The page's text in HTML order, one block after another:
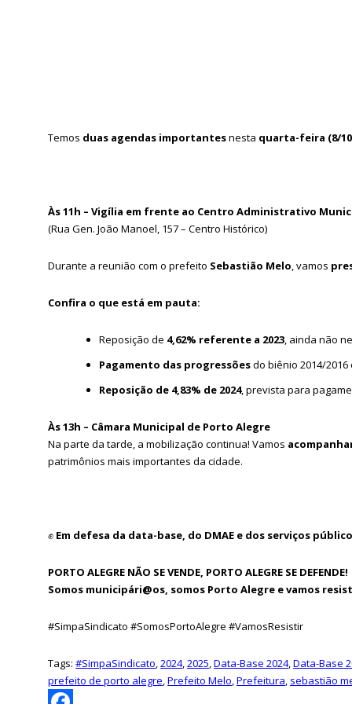
Temos duas agendas importantesnesta quarta-feira (8/
Às 11h – Vigília em frente ao Centro Administrativo
(Rua Gen. João Manoel, 157 – Centro Histórico)
Durante a reunião com o prefeito Sebastião Melo, vamos
Confira o que está em pauta:
Reposição de 4,62% referente a 2023, ainda não
Pagamento das progressõesdo biênio 2014/
Reposição de 4,83% de 2024, prevista para
Às 13h – Câmara Municipal de Porto Alegre
Na parte da tarde, a mobilização continua! Vamos
patrimônios mais importantes da cidade.
✊ Em defesa da data-base, do DMAE e dos serviços
PORTO ALEGRE NÃO SE VENDE, PORTO ALEGRE SE DEFENDE!
Somos municipári@os, somos Porto Alegre e vamos
#SimpaSindicato #SomosPortoAlegre #VamosResistir
Tags:#SimpaSindicato,2024,2025,Data-Base 2024,Data-Base
prefeito de porto alegre,Prefeito Melo,Prefeitura, sebastião